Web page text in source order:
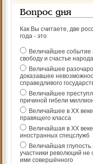
Вопрос дня
Как Вы считаете, две
года - это
Величайшее событие
свободу и счастье
Величайшее
доказавшее
справедливого
Величайшее
причиной гибели
Величайшее в ХХ
правящего класса
Величайшая в ХХ
иностранных спецслужб
Величайшая глупость
участники революций не
ими совершённого